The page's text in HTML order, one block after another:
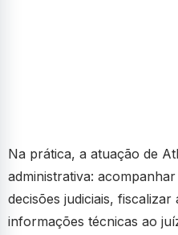
Na prática, a atuação de
administrativa:
decisões judiciais,
informações técnicas ao